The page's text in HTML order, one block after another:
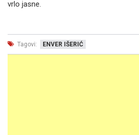
vrlo jasne.
Tagovi: ENVER IŠERIĆ